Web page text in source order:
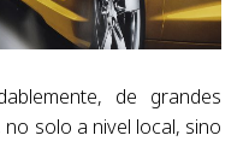
de grandes
solo a nivel local, sino